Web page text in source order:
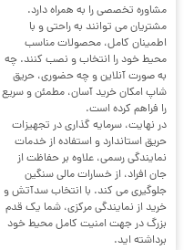
مشاوره تخصصی را به همراه دارد.
مشتریان می توانند به راحتی و با
اطمینان کامل، محصولات مناسب
محیط خود را انتخاب و نصب کنند. چه
به صورت آنلاین و چه حضوری، حریق
شاپ امکان خرید آسان، مطمئن و سریع
را فراهم کرده است.
در نهایت، سرمایه گذاری در تجهیزات
حریق استاندارد و استفاده از خدمات
نمایندگی رسمی، علاوه بر حفاظت از
جان افراد، از خسارات مالی سنگین
جلوگیری می کند. با انتخاب سدآتش و
خرید از نمایندگی مرکزی، شما یک قدم
بزرگ در جهت امنیت کامل محیط خود
برداشته اید.